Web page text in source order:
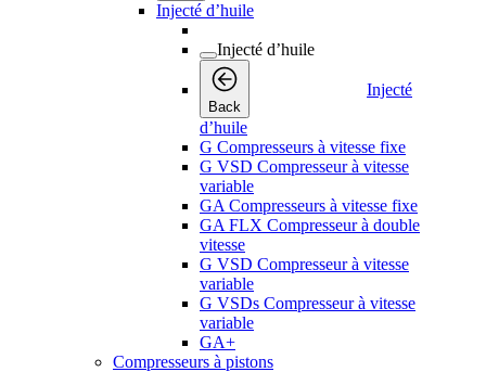
Injecté d’huile
Injecté d’huile
Back
Injecté
d’huile
G Compresseurs à vitesse fixe
G VSD Compresseur à vitesse
variable
GA Compresseurs à vitesse fixe
GA FLX Compresseur à double
vitesse
G VSD Compresseur à vitesse
variable
G VSDs Compresseur à vitesse
variable
GA+
Compresseurs à pistons